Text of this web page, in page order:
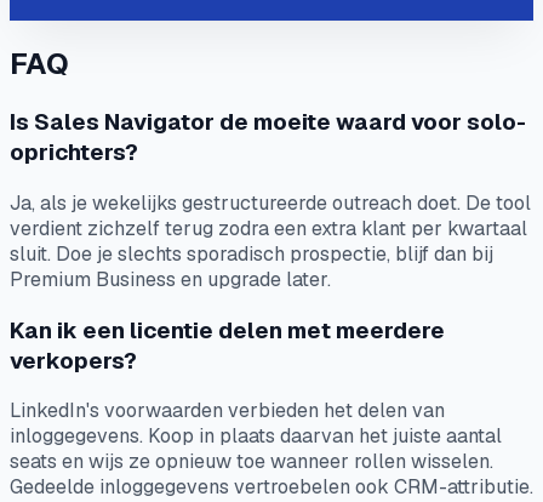
FAQ
Is Sales Navigator de moeite waard voor solo-
oprichters?
Ja, als je wekelijks gestructureerde outreach doet. De tool
verdient zichzelf terug zodra een extra klant per kwartaal
sluit. Doe je slechts sporadisch prospectie, blijf dan bij
Premium Business en upgrade later.
Kan ik een licentie delen met meerdere
verkopers?
LinkedIn's voorwaarden verbieden het delen van
inloggegevens. Koop in plaats daarvan het juiste aantal
seats en wijs ze opnieuw toe wanneer rollen wisselen.
Gedeelde inloggegevens vertroebelen ook CRM-attributie.